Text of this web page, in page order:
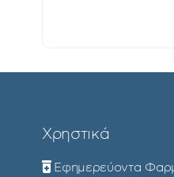
Χρηστικά
Εφημερεύοντα